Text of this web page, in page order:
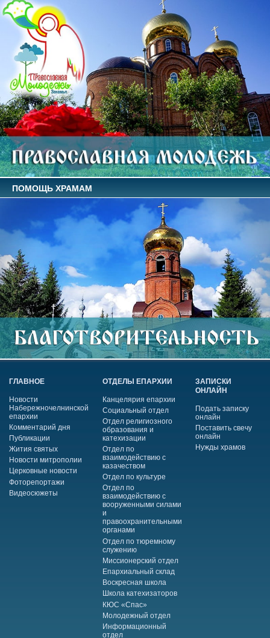
ПОМОЩЬ ХРАМАМ
ГЛАВНОЕ
Новости
Набережночелнинской
епархии
Комментарий дня
Публикации
Жития святых
Новости митрополии
Церковные новости
Фоторепортажи
Видеосюжеты
ОТДЕЛЫ ЕПАРХИИ
Канцелярия епархии
Социальный отдел
Отдел религиозного
образования и
катехизации
Отдел по
взаимодействию с
казачеством
Отдел по культуре
Отдел по
взаимодействию с
вооруженными силами
и
правоохранительными
органами
Отдел по тюремному
служению
Миссионерский отдел
Епархиальный склад
Воскресная школа
Школа катехизаторов
КЮС «Спас»
Молодежный отдел
Информационный
отдел
ЗАПИСКИ
ОНЛАЙН
Подать записку
онлайн
Поставить свечу
онлайн
Нужды храмов